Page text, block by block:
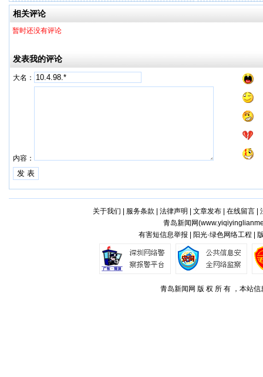
相关评论
暂时还没有评论
发表我的评论
大名：
内容：
关于我们 服务条款 法律声明 文章发布| 在线留言|
青岛新闻网(
有害短信息举报 | 阳光·绿色网络工程 |
青岛新闻网 版 权 所 有 ，本站